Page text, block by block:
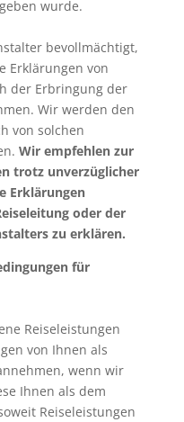
wurde.
bevollmächtigt,
Erklärungen von
der Erbringung der
Wir werden den
von solchen
Wir empfehlen zur
trotz unverzüglicher
Erklärungen
oder der
zu erklären.
für
Reiseleistungen
von Ihnen als
wenn wir
Ihnen als dem
Reiseleistungen